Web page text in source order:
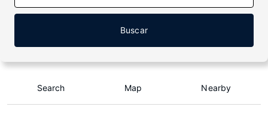
Buscar
Search Map Nearby